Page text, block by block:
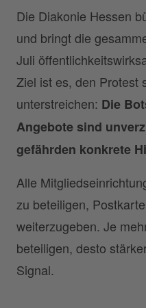
Die Diakonie Hessen
und bringt die
Juli
Ziel ist es, den Protest
unterstreichen: Die
Angebote sind
gefährden konkrete
Alle
zu beteiligen,
weiterzugeben. Je
beteiligen, desto
Signal.